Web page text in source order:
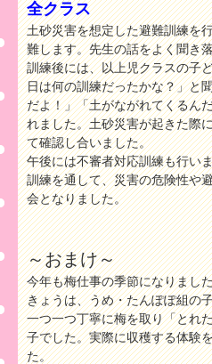
全クラス
土砂災害を想定した避難訓練を
難します。先生の話をよく聞き
訓練後には、以上児クラスの子
日は何の訓練だったかな？」と
だよ！」「土がながれてくるん
れました。土砂災害が起きた際
て確認し合いました。
午後には不審者対応訓練も行い
訓練を通して、災害の危険性や
会となりました。
～おまけ～
今年も梅仕事の季節になりまし
きょうは、うめ・たんぽぽ組の
一つ一つ丁寧に梅を取り「とれ
子でした。実際に収穫する体験
た。